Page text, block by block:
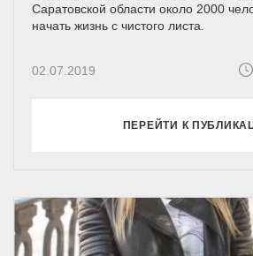
Саратовской области около 2000
начать жизнь с чистого листа.
02.07.2019
ПЕРЕЙТИ К